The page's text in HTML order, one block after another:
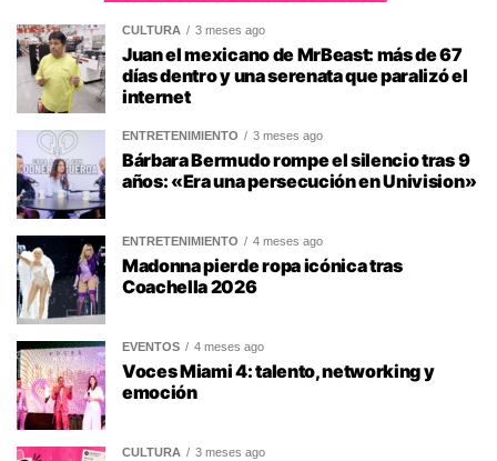
CULTURA 3 meses ago
Juan el mexicano de MrBeast: más de 67
días dentro y una serenata que paralizó el
internet
ENTRETENIMIENTO 3 meses ago
Bárbara Bermudo rompe el silencio tras 9
años: «Era una persecución en Univision»
ENTRETENIMIENTO 4 meses ago
Madonna pierde ropa icónica tras
Coachella 2026
EVENTOS 4 meses ago
Voces Miami 4: talento, networking y
emoción
CULTURA 3 meses ago